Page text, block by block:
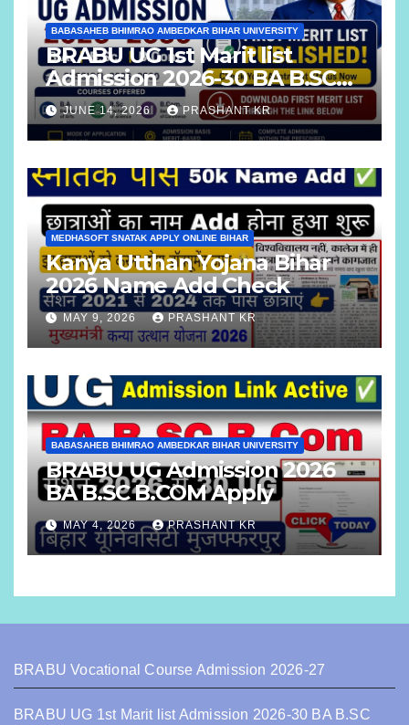
BABASAHEB BHIMRAO AMBEDKAR BIHAR UNIVERSITY
BRABU UG 1st Marit list
Admission 2026-30 BA B.SC
B.COM
JUNE 14, 2026 PRASHANT KR
MEDHASOFT SNATAK APPLY ONLINE BIHAR
Kanya Utthan Yojana Bihar
2026 Name Add Check
MAY 9, 2026 PRASHANT KR
BABASAHEB BHIMRAO AMBEDKAR BIHAR UNIVERSITY
BRABU UG Admission 2026
BA B.SC B.COM Apply
MAY 4, 2026 PRASHANT KR
BRABU Vocational Course Admission 2026-27
BRABU UG 1st Marit list Admission 2026-30 BA B.SC